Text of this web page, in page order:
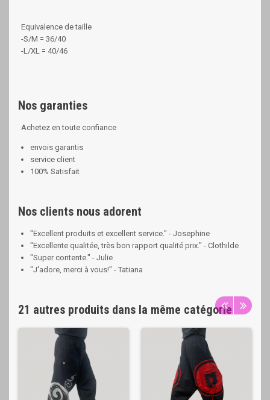
Equivalence de taille
-S/M = 36/40
-L/XL = 40/46
Nos garanties
Achetez en toute confiance
envois garantis
service client
100% Satisfait
Nos clients nous adorent
"Excellent produits et excellent service." - Josephine
"Excellente qualitée, très bon rapport qualité prix." - Clothilde
"Super contente." - Julie
"J'adore, merci à vous!" - Tatiana
21 autres produits dans la même catégorie